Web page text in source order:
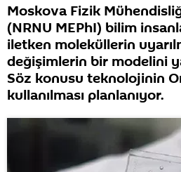
Moskova Fizik
(NRNU MEPhI) bilim
iletken moleküllerin
değişimlerin bir modelini
Söz konusu teknolojinin
kullanılması planlanıyor.